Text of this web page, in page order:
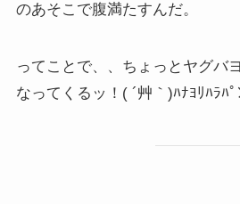
のあそこで腹満たすんだ。
ってことで、、ちょっとヤグバ
なってくるッ！( ´艸｀)ﾊﾅﾖﾘﾊﾗﾊﾟ